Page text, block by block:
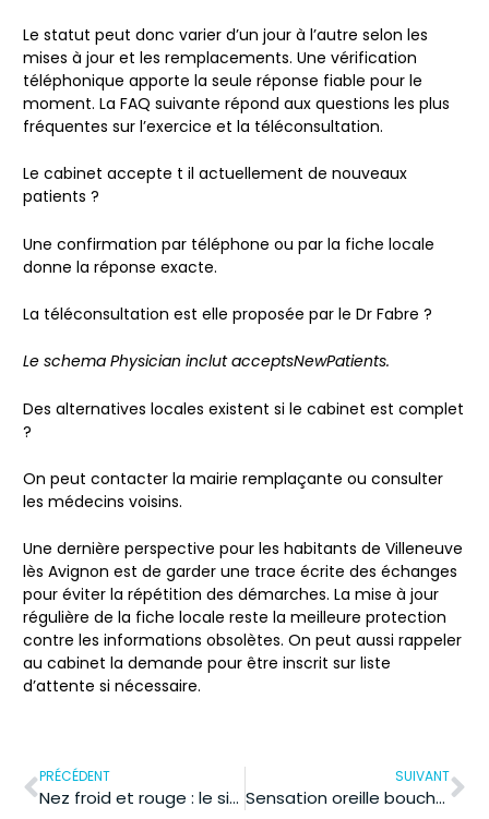
Le statut peut donc varier d’un jour à l’autre selon les
mises à jour et les remplacements. Une vérification
téléphonique apporte la seule réponse fiable pour le
moment. La FAQ suivante répond aux questions les plus
fréquentes sur l’exercice et la téléconsultation.
Le cabinet accepte t il actuellement de nouveaux
patients ?
Une confirmation par téléphone ou par la fiche locale
donne la réponse exacte.
La téléconsultation est elle proposée par le Dr Fabre ?
Le schema Physician inclut acceptsNewPatients.
Des alternatives locales existent si le cabinet est complet
?
On peut contacter la mairie remplaçante ou consulter
les médecins voisins.
Une dernière perspective pour les habitants de Villeneuve
lès Avignon est de garder une trace écrite des échanges
pour éviter la répétition des démarches. La mise à jour
régulière de la fiche locale reste la meilleure protection
contre les informations obsolètes. On peut aussi rappeler
au cabinet la demande pour être inscrit sur liste
d’attente si nécessaire.
PRÉCÉDENT
Nez froid et rouge : le signe d’une affection à craindre ?
SUIVANT
Sensation oreille bouchée mais pas de bouchon : le diagnostic et que faire ?